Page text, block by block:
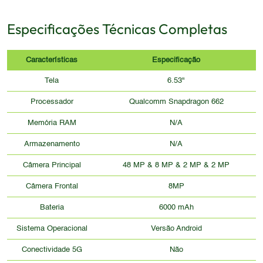
Especificações Técnicas Completas
Características Especificação
Tela 6.53"
Processador Qualcomm Snapdragon 662
Memória RAM N/A
Armazenamento N/A
Câmera Principal 48 MP & 8 MP & 2 MP & 2 MP
Câmera Frontal 8MP
Bateria 6000 mAh
Sistema Operacional Versão Android
Conectividade 5G Não